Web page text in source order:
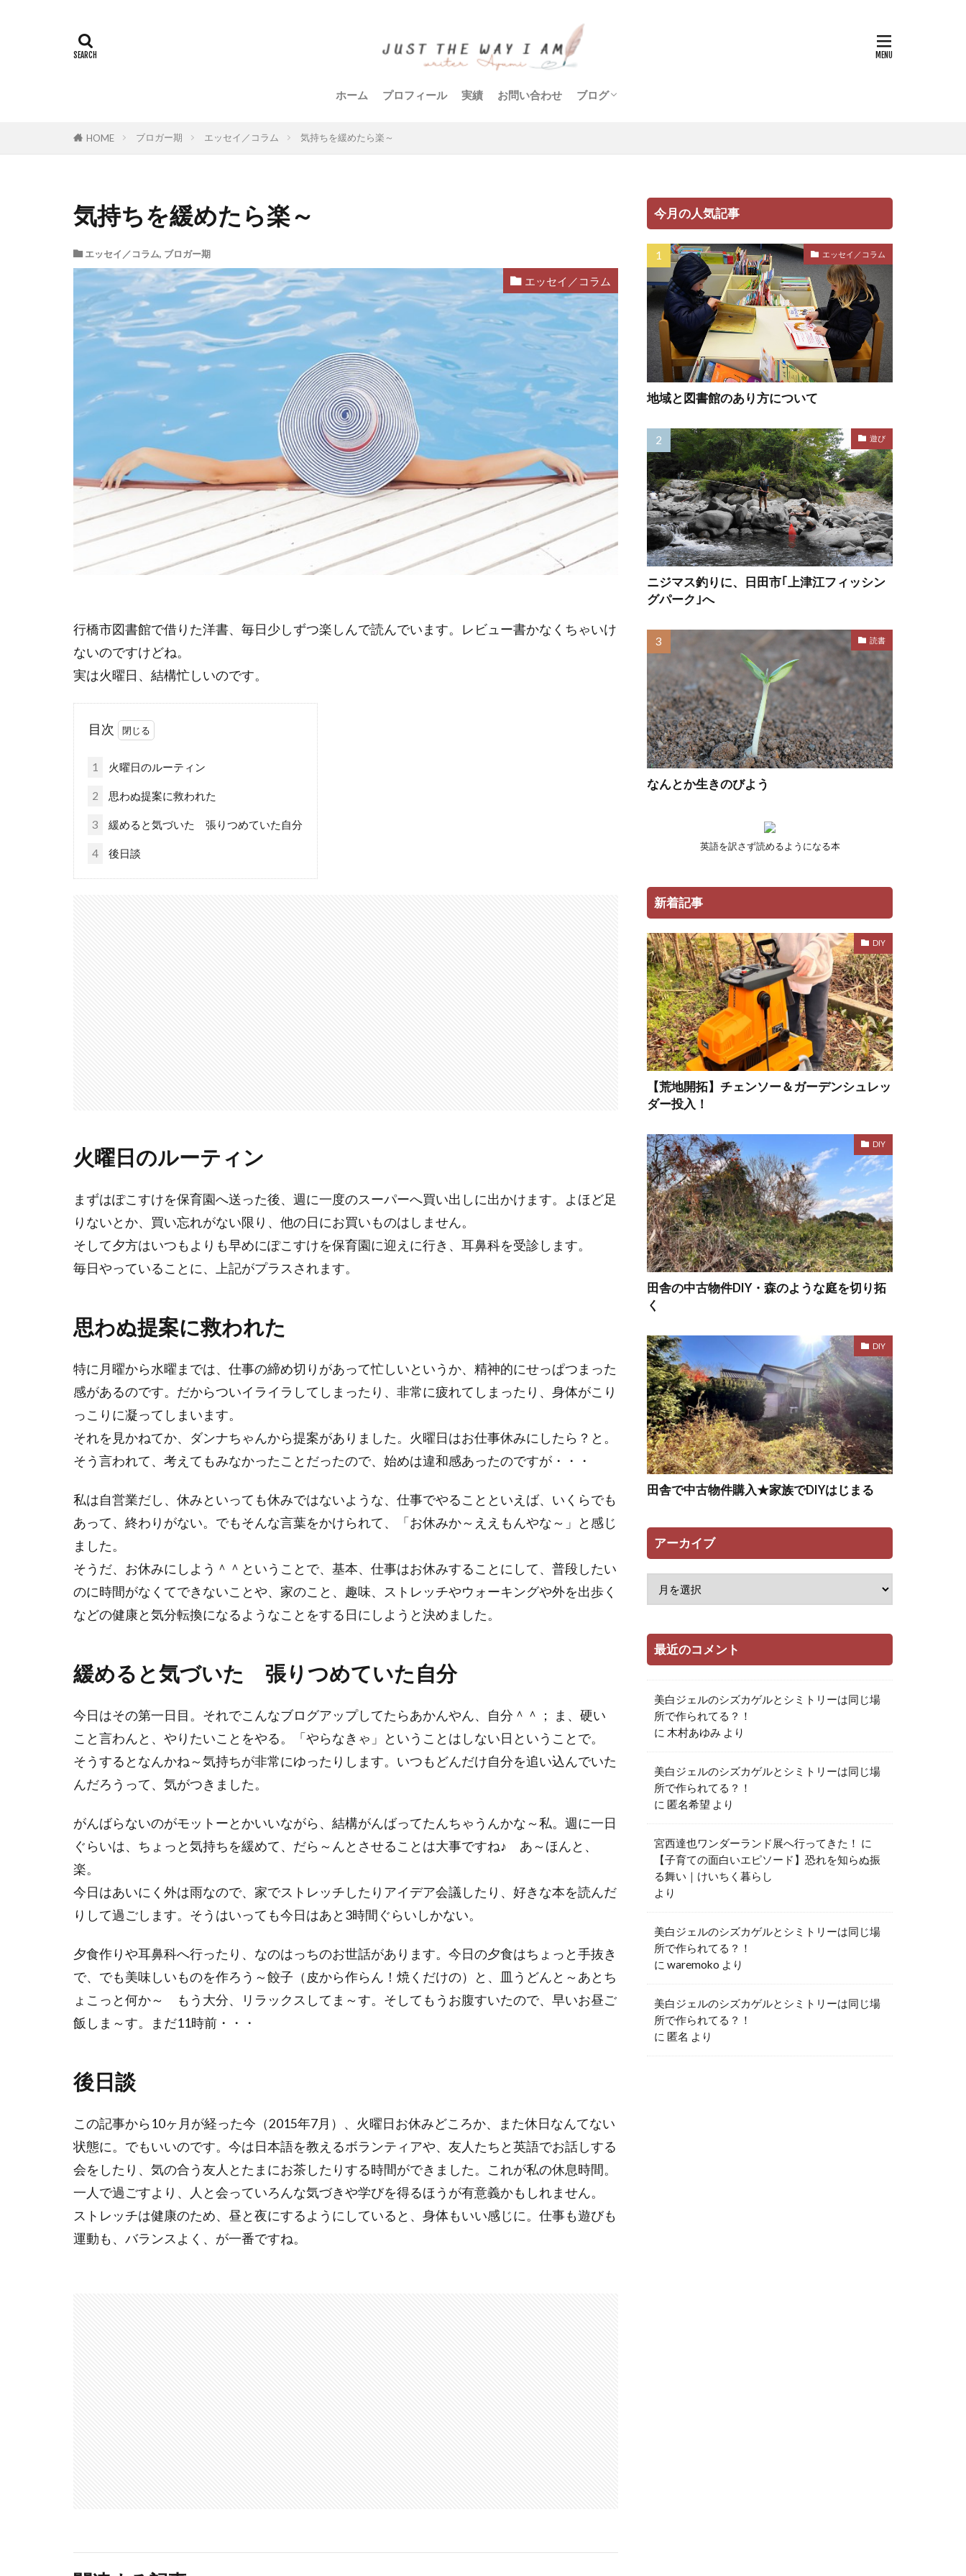
ホーム プロフィール 実績 お問い合わせ ブログ
HOME ブロガー期 エッセイ／コラム 気持ちを緩めたら楽～
気持ちを緩めたら楽～
エッセイ／コラム, ブロガー期
エッセイ／コラム
行橋市図書館で借りた洋書、毎日少しずつ楽しんで読んでいます。レビュー書かなくちゃいけ
ないのですけどね。
実は火曜日、結構忙しいのです。
目次
1 火曜日のルーティン
2 思わぬ提案に救われた
3 緩めると気づいた 張りつめていた自分
4 後日談
火曜日のルーティン
まずはぽこすけを保育園へ送った後、週に一度のスーパーへ買い出しに出かけます。よほど足
りないとか、買い忘れがない限り、他の日にお買いものはしません。
そして夕方はいつもよりも早めにぽこすけを保育園に迎えに行き、耳鼻科を受診します。
毎日やっていることに、上記がプラスされます。
思わぬ提案に救われた
特に月曜から水曜までは、仕事の締め切りがあって忙しいというか、精神的にせっぱつまった
感があるのです。だからついイライラしてしまったり、非常に疲れてしまったり、身体がこり
っこりに凝ってしまいます。
それを見かねてか、ダンナちゃんから提案がありました。火曜日はお仕事休みにしたら？と。
そう言われて、考えてもみなかったことだったので、始めは違和感あったのですが・・・
私は自営業だし、休みといっても休みではないような、仕事でやることといえば、いくらでも
あって、終わりがない。でもそんな言葉をかけられて、「お休みか～ええもんやな～」と感じ
ました。
そうだ、お休みにしよう＾＾ということで、基本、仕事はお休みすることにして、普段したい
のに時間がなくてできないことや、家のこと、趣味、ストレッチやウォーキングや外を出歩く
などの健康と気分転換になるようなことをする日にしようと決めました。
緩めると気づいた 張りつめていた自分
今日はその第一日目。それでこんなブログアップしてたらあかんやん、自分＾＾； ま、硬い
こと言わんと、やりたいことをやる。「やらなきゃ」ということはしない日ということで。
そうするとなんかね～気持ちが非常にゆったりします。いつもどんだけ自分を追い込んでいた
んだろうって、気がつきました。
がんばらないのがモットーとかいいながら、結構がんばってたんちゃうんかな～私。週に一日
ぐらいは、ちょっと気持ちを緩めて、だら～んとさせることは大事ですね♪ あ～ほんと、
楽。
今日はあいにく外は雨なので、家でストレッチしたりアイデア会議したり、好きな本を読んだ
りして過ごします。そうはいっても今日はあと3時間ぐらいしかない。
夕食作りや耳鼻科へ行ったり、なのはっちのお世話があります。今日の夕食はちょっと手抜き
で、でも美味しいものを作ろう～餃子（皮から作らん！焼くだけの）と、皿うどんと～あとち
ょこっと何か～ もう大分、リラックスしてま～す。そしてもうお腹すいたので、早いお昼ご
飯しま～す。まだ11時前・・・
後日談
この記事から10ヶ月が経った今（2015年7月）、火曜日お休みどころか、また休日なんてない
状態に。でもいいのです。今は日本語を教えるボランティアや、友人たちと英語でお話しする
会をしたり、気の合う友人とたまにお茶したりする時間ができました。これが私の休息時間。
一人で過ごすより、人と会っていろんな気づきや学びを得るほうが有意義かもしれません。
ストレッチは健康のため、昼と夜にするようにしていると、身体もいい感じに。仕事も遊びも
運動も、バランスよく、が一番ですね。
今月の人気記事
エッセイ／コラム
地域と図書館のあり方について
遊び
ニジマス釣りに、日田市｢上津江フィッシン
グパーク｣へ
読書
なんとか生きのびよう
英語を訳さず読めるようになる本
新着記事
DIY
【荒地開拓】チェンソー＆ガーデンシュレッ
ダー投入！
DIY
田舎の中古物件DIY・森のような庭を切り拓
く
DIY
田舎で中古物件購入★家族でDIYはじまる
アーカイブ
最近のコメント
美白ジェルのシズカゲルとシミトリーは同じ場
所で作られてる？！
に 木村あゆみ より
美白ジェルのシズカゲルとシミトリーは同じ場
所で作られてる？！
に 匿名希望 より
宮西達也ワンダーランド展へ行ってきた！ に
【子育ての面白いエピソード】恐れを知らぬ振
る舞い｜けいちく暮らし
より
美白ジェルのシズカゲルとシミトリーは同じ場
所で作られてる？！
に waremoko より
美白ジェルのシズカゲルとシミトリーは同じ場
所で作られてる？！
に 匿名 より